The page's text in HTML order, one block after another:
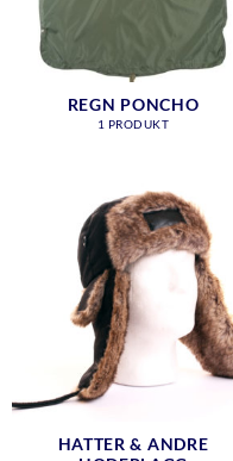
REGN PONCHO
1 PRODUKT
HATTER & ANDRE